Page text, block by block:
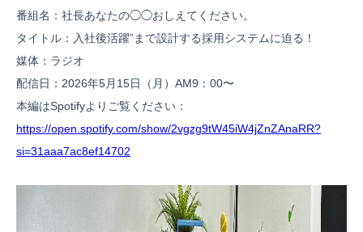
番組名：社長あなたの◯◯おしえてください。
タイトル：入社後活躍”まで設計する採用システムに迫る！
媒体：ラジオ
配信日：2026年5月15日（月）AM9：00〜
本編はSpotifyよりご覧ください：
https://open.spotify.com/show/2vgzg9tW45iW4jZnZAnaRR?
si=31aaa7ac8ef14702